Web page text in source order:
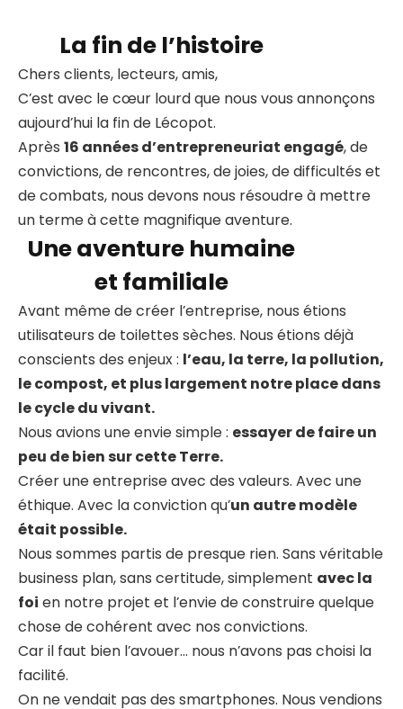
La fin de l’histoire
Chers clients, lecteurs, amis,
C’est avec le cœur lourd que nous vous annonçons
aujourd’hui la fin de Lécopot.
Après 16 années d’entrepreneuriat engagé, de
convictions, de rencontres, de joies, de difficultés et
de combats, nous devons nous résoudre à mettre
un terme à cette magnifique aventure.
Une aventure humaine
et familiale
Avant même de créer l’entreprise, nous étions
utilisateurs de toilettes sèches. Nous étions déjà
conscients des enjeux : l’eau, la terre, la pollution,
le compost, et plus largement notre place dans
le cycle du vivant.
Nous avions une envie simple : essayer de faire un
peu de bien sur cette Terre.
Créer une entreprise avec des valeurs. Avec une
éthique. Avec la conviction qu’un autre modèle
était possible.
Nous sommes partis de presque rien. Sans véritable
business plan, sans certitude, simplement avec la
foi en notre projet et l’envie de construire quelque
chose de cohérent avec nos convictions.
Car il faut bien l’avouer… nous n’avons pas choisi la
facilité.
On ne vendait pas des smartphones. Nous vendions